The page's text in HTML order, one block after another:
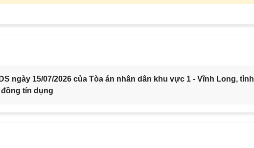
ngày 15/07/2026 của Tòa án nhân dân khu vực 1 - Vĩnh Long, tỉnh
tín dụng